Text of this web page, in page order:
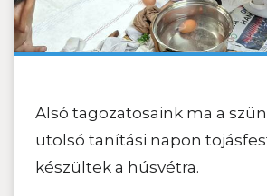
Alsó tagozatosaink ma a
utolsó tanítási napon
készültek a húsvétra.